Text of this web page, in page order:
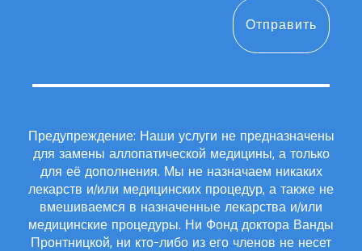
Предупреждение: Наши услуги не предназначены
для замены аллопатической медицины, а только
для её дополнения. Мы не назначаем никаких
лекарств и/или медицинских процедур, а также не
вмешиваемся в назначенные лекарства и/или
медицинские процедуры. Ни Фонд доктора Ванды
Пронтницкой, ни кто-либо из его членов не несет